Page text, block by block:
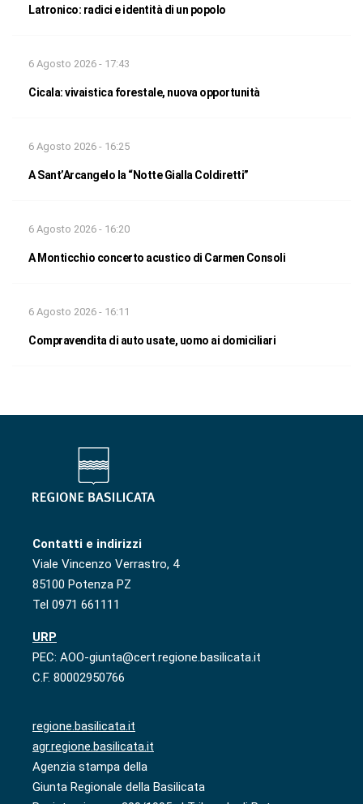
Latronico: radici e identità di un popolo
6 Agosto 2026 - 17:43
Cicala: vivaistica forestale, nuova opportunità
6 Agosto 2026 - 16:25
A Sant’Arcangelo la “Notte Gialla Coldiretti”
6 Agosto 2026 - 16:20
A Monticchio concerto acustico di Carmen Consoli
6 Agosto 2026 - 16:11
Compravendita di auto usate, uomo ai domiciliari
Contatti e indirizzi
Viale Vincenzo Verrastro, 4
85100 Potenza PZ
Tel 0971 661111
URP
PEC: AOO-giunta@cert.regione.basilicata.it
C.F. 80002950766
regione.basilicata.it
agr.regione.basilicata.it
Agenzia stampa della
Giunta Regionale della Basilicata